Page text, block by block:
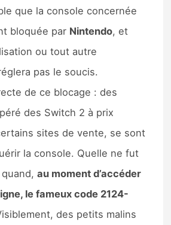
que la console concernée
bloquée par Nintendo, et
ou tout autre
pas le soucis.
de ce blocage : des
des Switch 2 à prix
sites de vente, se sont
la console. Quelle ne fut
quand,au moment d’accéder
le fameux code 2124-
des petits malins